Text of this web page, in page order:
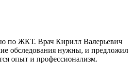
по ЖКТ. Врач Кирилл Валерьевич
обследования нужны, и предложил
опыт и профессионализм.